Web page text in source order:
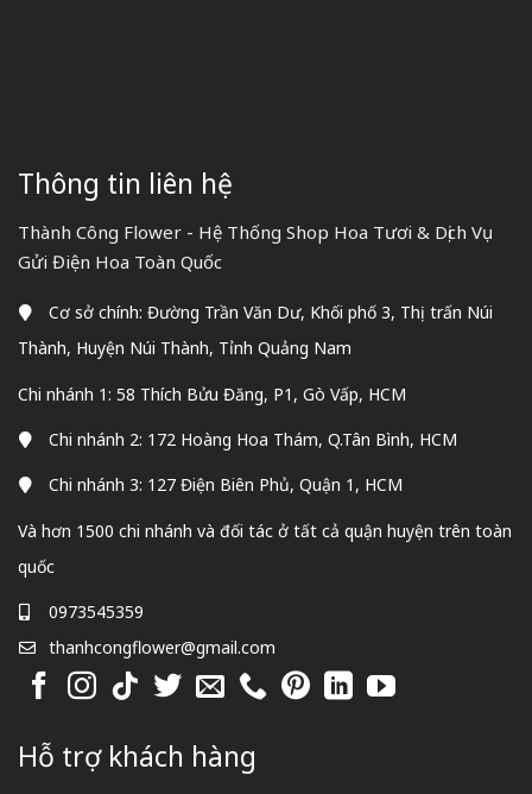
Thông tin liên hệ
Thành Công Flower - Hệ Thống Shop Hoa Tươi & Dịch Vụ
Gửi Điện Hoa Toàn Quốc
Cơ sở chính: Đường Trần Văn Dư, Khối phố 3, Thị trấn Núi
Thành, Huyện Núi Thành, Tỉnh Quảng Nam
Chi nhánh 1: 58 Thích Bửu Đăng, P1, Gò Vấp, HCM
Chi nhánh 2: 172 Hoàng Hoa Thám, Q.Tân Bình, HCM
Chi nhánh 3: 127 Điện Biên Phủ, Quận 1, HCM
Và hơn 1500 chi nhánh và đối tác ở tất cả quận huyện trên toàn
quốc
0973545359
thanhcongflower@gmail.com
Hỗ trợ khách hàng